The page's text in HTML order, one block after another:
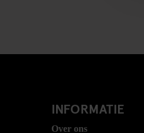
INFORMATIE
Over ons